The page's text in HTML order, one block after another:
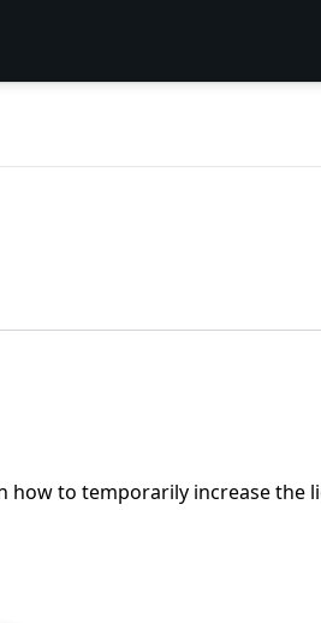
how to temporarily increase the